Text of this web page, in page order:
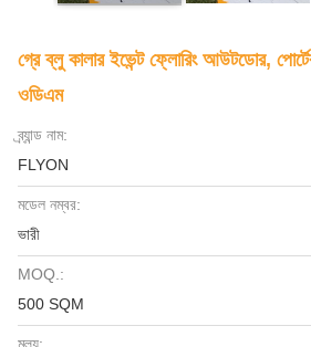
গ্রে ব্লু কালার ইভেন্ট ফ্লোরিং আউটডোর,
ওডিএম
ব্র্যান্ড নাম:
FLYON
মডেল নম্বর:
ভারী
MOQ.:
500 SQM